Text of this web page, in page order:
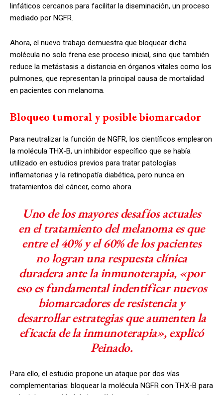
linfáticos cercanos para facilitar la diseminación, un proceso
mediado por NGFR.
Ahora, el nuevo trabajo demuestra que bloquear dicha
molécula no solo frena ese proceso inicial, sino que también
reduce la metástasis a distancia en órganos vitales como los
pulmones, que representan la principal causa de mortalidad
en pacientes con melanoma.
Bloqueo tumoral y posible biomarcador
Para neutralizar la función de NGFR, los científicos emplearon
la molécula THX-B, un inhibidor específico que se había
utilizado en estudios previos para tratar patologías
inflamatorias y la retinopatía diabética, pero nunca en
tratamientos del cáncer, como ahora.
Uno de los mayores desafíos actuales
en el tratamiento del melanoma es que
entre el 40% y el 60% de los pacientes
no logran una respuesta clínica
duradera ante la inmunoterapia, «por
eso es fundamental indentificar nuevos
biomarcadores de resistencia y
desarrollar estrategias que aumenten la
eficacia de la inmunoterapia», explicó
Peinado.
Para ello, el estudio propone un ataque por dos vías
complementarias: bloquear la molécula NGFR con THX-B para